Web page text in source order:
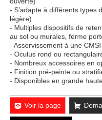
- S’adapte à différents types
légère)
- Multiples dispositifs de
au sol ou murales, ferme
- Asservissement à une CMSI
- Oculus rond ou
- Nombreux accessoires en
- Finition pré-peinte ou
- Disponibles en grande
Voir la page